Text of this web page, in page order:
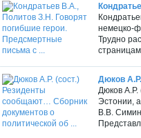
немецко-
Трудно
Дюков
Дюков А.Р.
Эстонии,
В.В.